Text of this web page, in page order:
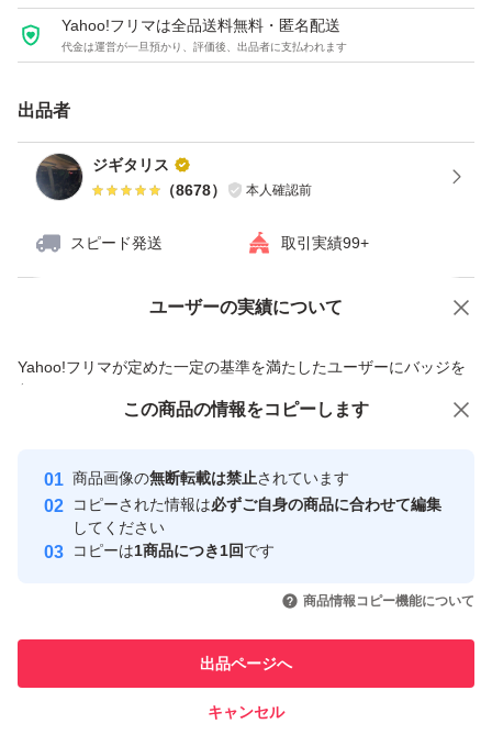
Yahoo!フリマは全品送料無料・匿名配送
代金は運営が一旦預かり、評価後、出品者に支払われます
出品者
ジギタリス
（8678） 本人確認前
スピード発送 取引実績99+
ユーザーの実績について
Yahoo!フリマが定めた一定の基準を満たしたユーザーにバッジを
付与しています
安心取引出品者
心・安全なユーザーです
取引実績
引を完了させた実績があります
での取引実績があります
価格の相談 商品への質問
この商品の情報をコピーします
商品画像の無断転載は禁止されています
コピーされた情報は必ずご自身の商品に合わせて編集
してください
コピーは1商品につき1回です
商品情報コピー機能について
出品ページへ
キャンセル
この商品をみている人にオススメ